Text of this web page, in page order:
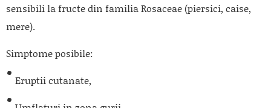
sensibili la fructe din familia Rosaceae (piersici, caise,
mere).
Simptome posibile:
Eruptii cutanate,